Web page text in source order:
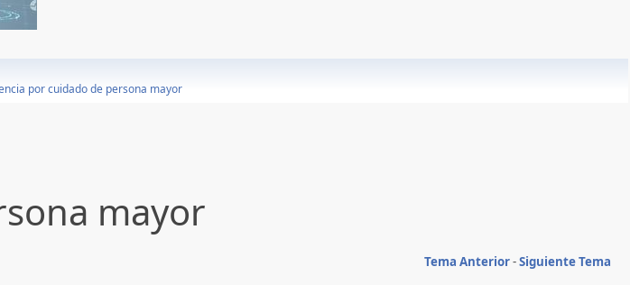
por cuidado de persona mayor
mayor
Tema Anterior-Siguiente Tema